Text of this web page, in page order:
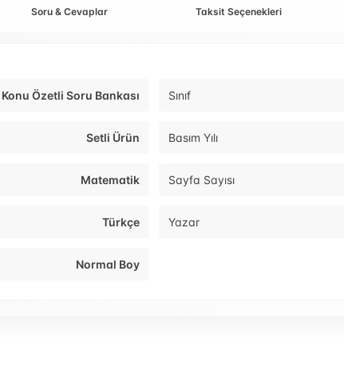
Soru & Cevaplar Taksit Seçenekleri
Konu Özetli Soru Bankası Sınıf
Setli Ürün Basım Yılı
Matematik Sayfa Sayısı
Türkçe Yazar
Normal Boy